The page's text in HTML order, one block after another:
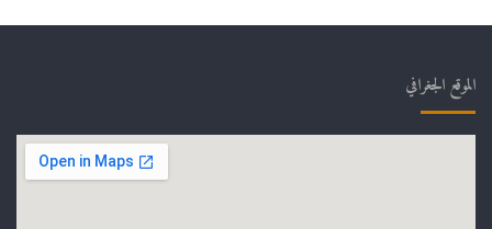
الموقع الجغرافي